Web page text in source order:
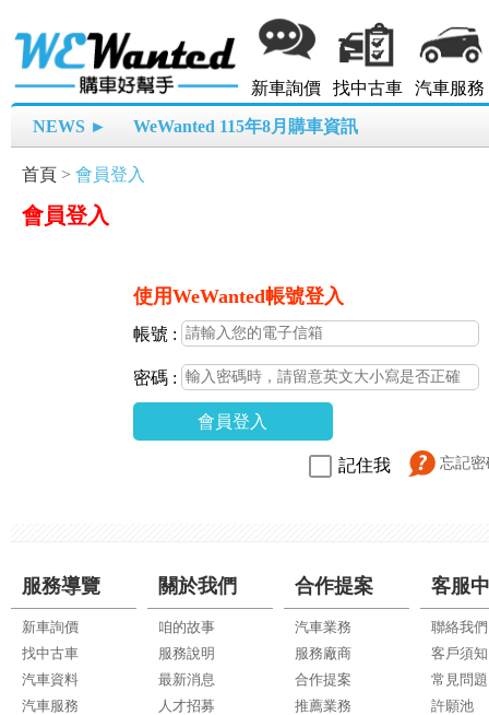
新車詢價 找中古車 汽車服務
NEWS ► WeWanted 115年8月購車資訊
首頁 > 會員登入
會員登入
使用WeWanted帳號登入
帳號 :
密碼 :
會員登入
忘記密
記住我
服務導覽
新車詢價
找中古車
汽車資料
汽車服務
關於我們
咱的故事
服務說明
最新消息
人才招募
合作提案
汽車業務
服務廠商
合作提案
推薦業務
客服
聯絡我們
客戶須知
常見問題
許願池